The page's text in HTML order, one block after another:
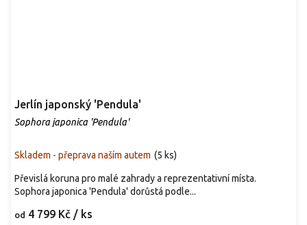
Jerlín japonský 'Pendula'
Sophora japonica 'Pendula'
Skladem - přeprava naším autem (5 ks)
od 4 799 Kč / ks
Převislá koruna pro malé zahrady a reprezentativní místa.
Sophora japonica 'Pendula' dorůstá podle...